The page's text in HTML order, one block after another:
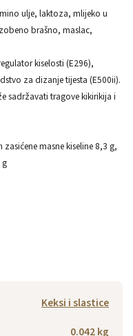
ulje, laktoza, mlijeko u
brašno, maslac,
kiselosti (E296),
za dizanje tijesta (E500ii).
sadržavati tragove kikirikija i
masne kiseline 8,3 g,
g
Keksi i slastice
0.042 kg